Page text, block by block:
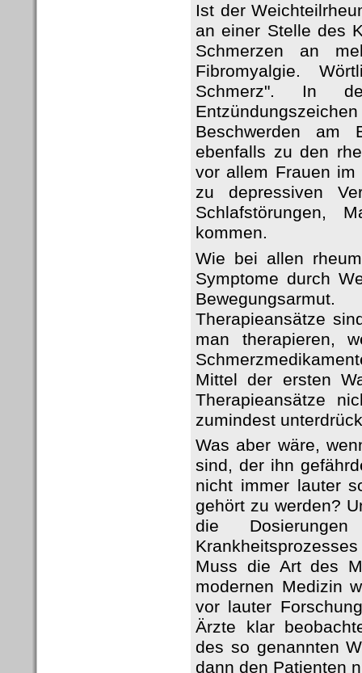
Ist der
an einer Stelle des
Schmerzen an
Fibromyalgie.
Schmerz". In
Beschwerden am
ebenfalls zu den
vor allem Frauen im
zu depressiven
Schlafstörungen,
kommen.
Wie bei allen
Symptome durch
Therapieansätze
man therapieren,
Mittel der ersten
Therapieansätze
zumindest
Was aber wäre,
sind, der ihn
nicht immer lauter
gehört zu werden?
die
Muss die Art des
modernen Medizin
vor lauter
Ärzte klar
des so genannten
dann den Patienten